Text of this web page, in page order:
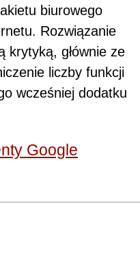
biurowego
Rozwiązanie
krytyką, głównie ze
liczby funkcji
wcześniej dodatku
Google